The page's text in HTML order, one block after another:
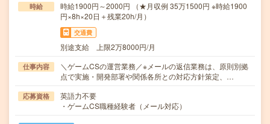
時給
時給1900円～2000円 （★月収例 35万1500円 ※時給1900
円×8h×20日＋残業20h/月）
交通費
別途支給 上限2万8000円/月
仕事内容
＼ゲームCSの運営業務／※メールの返信業務は、原則別拠
点で実施・開発部署や関係各所との対応方針策定、…
応募資格
英語力不要
・ゲームCS職種経験者（メール対応）